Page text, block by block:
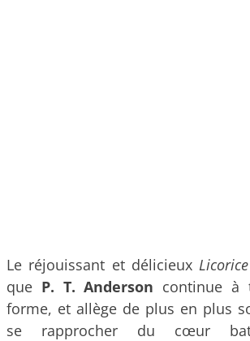
Le réjouissant et délicieux
que P. T. Anderson continue à
forme, et allège de plus en plus
se rapprocher du cœur